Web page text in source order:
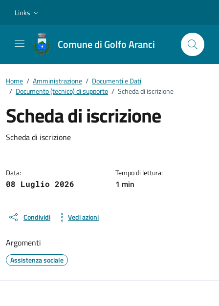
Links
Comune di Golfo Aranci
Home / Amministrazione / Documenti e Dati
/ Documento (tecnico) di supporto / Scheda di iscrizione
Scheda di iscrizione
Dettagli del documento
Scheda di iscrizione
Data:
08 Luglio 2026
Tempo di lettura:
1 min
Condividi Vedi azioni
Argomenti
Assistenza sociale